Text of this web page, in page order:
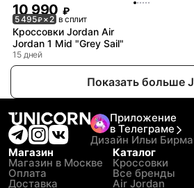
10 990 ₽
5 495₽× 2 в сплит
Кроссовки Jordan Air
Jordan 1 Mid "Grey Sail"
15 дней
Показать больше
Приложение
в Телеграме
Дизайн Ильи
Магазин
Магазин в Москве
Оплата
Доставка
Каталог
Кроссовки
Все бренды
Air Jordan